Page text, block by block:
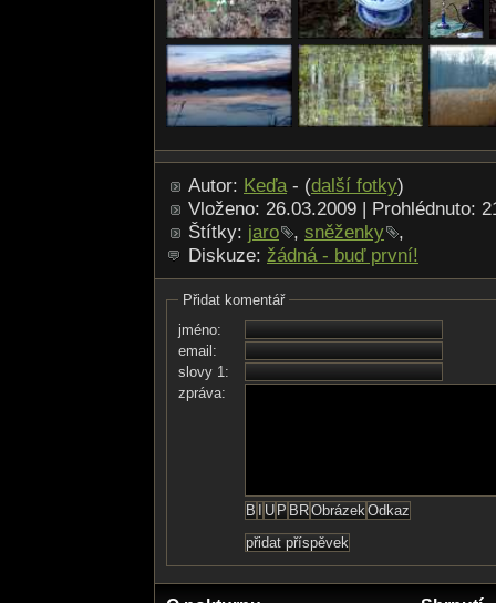
Autor: Keďa- (další fotky)
Vloženo: 26.03.2009 | Prohlédnuto:
Štítky: jaro , sněženky
,
Diskuze: žádná - buď první!
Přidat komentář
jméno:
email:
slovy 1:
zpráva: